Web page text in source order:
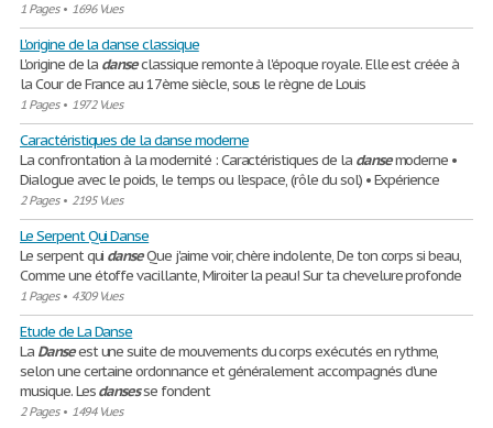
1 Pages• 1696 Vues
L'origine de la danse classique
L'origine de la danseclassique remonte à l'époque royale. Elle est créée à
la Cour de France au 17ème siècle, sous le règne de Louis
1 Pages• 1972 Vues
Caractéristiques de la danse moderne
La confrontation à la modernité : Caractéristiques de la dansemoderne •
Dialogue avec le poids, le temps ou l’espace, (rôle du sol) • Expérience
2 Pages• 2195 Vues
Le Serpent Qui Danse
Le serpent qui danseQue j'aime voir, chère indolente, De ton corps si beau,
Comme une étoffe vacillante, Miroiter la peau! Sur ta chevelure profonde
1 Pages• 4309 Vues
Etude de La Danse
La Danseest une suite de mouvements du corps exécutés en rythme,
selon une certaine ordonnance et généralement accompagnés d'une
musique. Lesdansesse fondent
2 Pages• 1494 Vues